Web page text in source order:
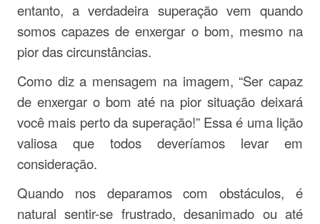
entanto, a verdadeira superação vem quando
somos capazes de enxergar o bom, mesmo na
pior das circunstâncias.
Como diz a mensagem na imagem, “Ser capaz
de enxergar o bom até na pior situação deixará
você mais perto da superação!” Essa é uma lição
valiosa que todos deveríamos levar em
consideração.
Quando nos deparamos com obstáculos, é
natural sentir-se frustrado, desanimado ou até